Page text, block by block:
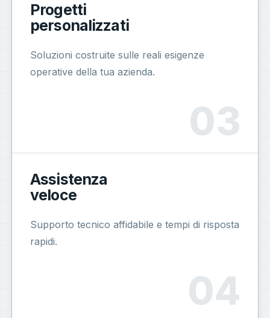
Progetti
personalizzati
Soluzioni costruite sulle reali esigenze
operative della tua azienda.
Assistenza
veloce
Supporto tecnico affidabile e tempi di risposta
rapidi.